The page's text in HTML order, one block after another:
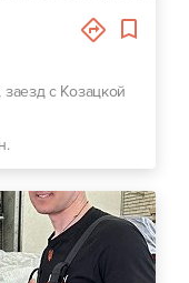
заезд с Козацкой